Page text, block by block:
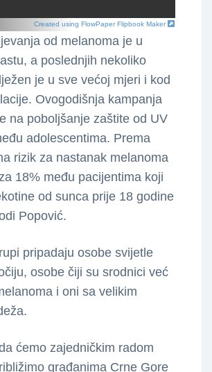
Created using FlowPaper Flipbook Maker
od melanoma je u
a poslednjih nekoliko
je u sve većoj mjeri i kod
Ovogodišnja kampanja
na poboljšanje zaštite od UV
adolescentima. Prema
rizik za nastanak melanoma
18% među pacijentima koji
od sunca prije 18 godine
Popović.
pripadaju osobe svijetle
osobe čiji su srodnici već
i oni sa velikim
ćemo zajedničkim radom
građanima Crne Gore